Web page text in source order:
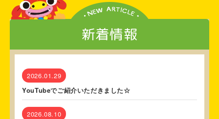
新着情報
2026.01.29
YouTubeでご紹介いただきました☆
2026.08.10